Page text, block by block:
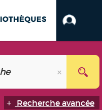
Recherche avancée